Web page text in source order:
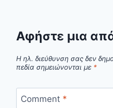
Αφήστε μια
Η ηλ. διεύθυνση σας δεν
πεδία σημειώνονται με *
Comment *